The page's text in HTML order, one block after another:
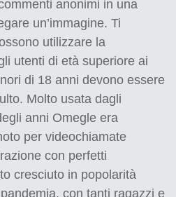
anonimi in una
un’immagine. Ti
utilizzare la
utenti di età superiore ai
di 18 anni devono essere
Molto usata dagli
anni Omegle era
per videochiamate
con perfetti
cresciuto in popolarità
con tanti ragazzi e